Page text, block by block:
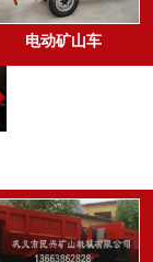
电动矿山车